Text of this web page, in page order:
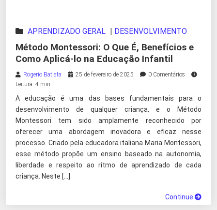
APRENDIZADO GERAL | DESENVOLVIMENTO
INFANTIL
Método Montessori: O Que É, Benefícios e
Como Aplicá-lo na Educação Infantil
Rogerio Batista 25 de fevereiro de 2025
0 Comentários
Leitura: 4 min
A educação é uma das bases fundamentais para o
desenvolvimento de qualquer criança, e o Método
Montessori tem sido amplamente reconhecido por
oferecer uma abordagem inovadora e eficaz nesse
processo. Criado pela educadora italiana Maria Montessori,
esse método propõe um ensino baseado na autonomia,
liberdade e respeito ao ritmo de aprendizado de cada
criança. Neste […]
Continue